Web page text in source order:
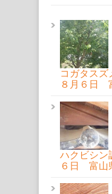
コガタス
８月６日
ハクビシ
６日 富山